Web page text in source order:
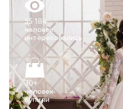
55 184
человек
30+
человек
купили